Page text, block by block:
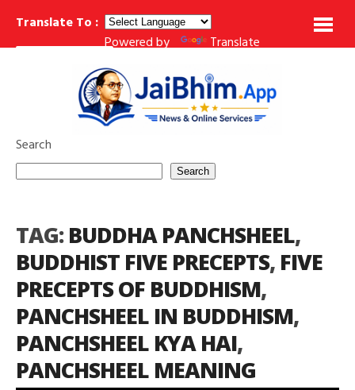
Translate To :
Powered by
Translate
Search
Search
TAG:BUDDHA PANCHSHEEL,
BUDDHIST FIVE PRECEPTS, FIVE
PRECEPTS OF BUDDHISM,
PANCHSHEEL IN BUDDHISM,
PANCHSHEEL KYA HAI,
PANCHSHEEL MEANING